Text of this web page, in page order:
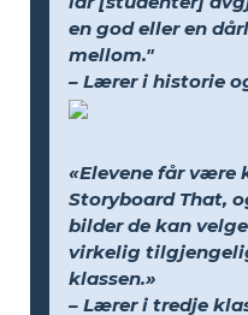
en god eller en
mellom."
– Lærer i historie
«Elevene får være
Storyboard That,
bilder de kan
virkelig
klassen.»
– Lærer i tredje